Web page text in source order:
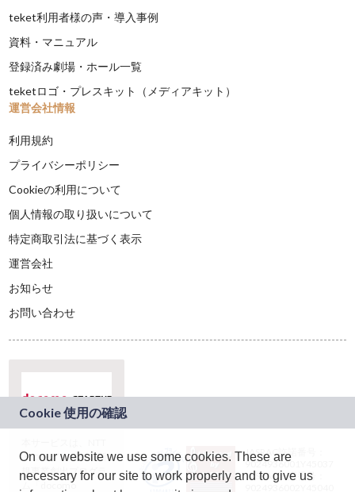
teket利用者様の声・導入事例
資料・マニュアル
登録済み劇場・ホール一覧
teketロゴ・プレスキット（メディアキット）
運営会社情報
利用規約
プライバシーポリシー
Cookieの利用について
個人情報の取り扱いについて
特定商取引法に基づく表示
運営会社
お知らせ
お問い合わせ
ドコモグループの新
規事業創出プログラ
ム「docomo
JASRAC許諾番号：
9024936001Y45037
JASRAC許諾番号：
On our website we use some cookies. These are
necessary for our site to work properly and to give us